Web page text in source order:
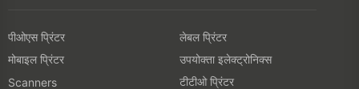
पीओएस प्रिंटर
लेबल प्रिंटर
मोबाइल प्रिंटर
उपयोक्ता इलेक्ट्रोनिक्स
Scanners
टीटीओ प्रिंटर